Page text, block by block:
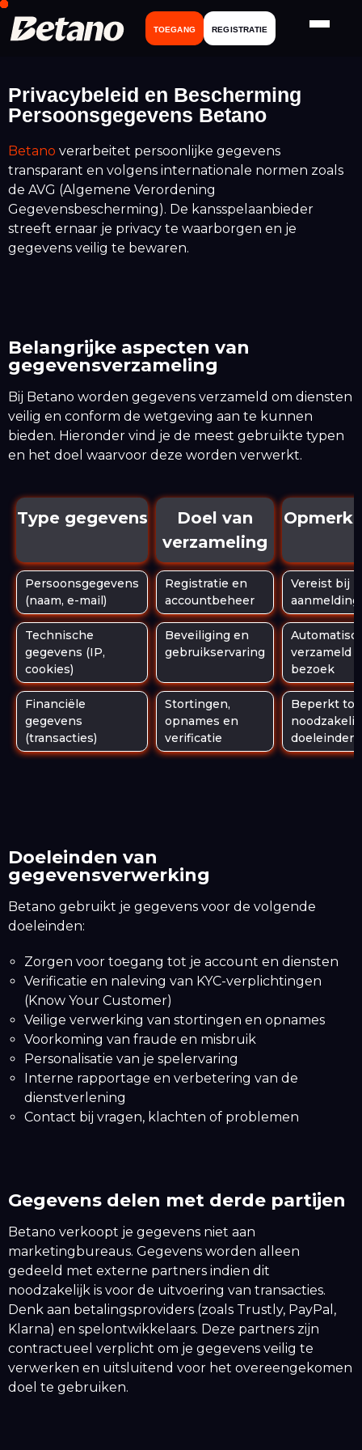
TOEGANG REGISTRATIE
Privacybeleid en Bescherming
Persoonsgegevens Betano
Betano verarbeitet persoonlijke gegevens
transparant en volgens internationale normen zoals
de AVG (Algemene Verordening
Gegevensbescherming). De kansspelaanbieder
streeft ernaar je privacy te waarborgen en je
gegevens veilig te bewaren.
Belangrijke aspecten van
gegevensverzameling
Bij Betano worden gegevens verzameld om diensten
veilig en conform de wetgeving aan te kunnen
bieden. Hieronder vind je de meest gebruikte typen
en het doel waarvoor deze worden verwerkt.
Type gegevens
Doel van
verzameling
Persoonsgegevens
(naam, e-mail)
Registratie en
accountbeheer
Vereist bij
aanmelding
Technische
gegevens (IP,
cookies)
Beveiliging en
gebruikservaring
verzameld
bezoek
Financiële
gegevens
(transacties)
Stortingen,
opnames en
verificatie
Beperkt tot
doeleinden
Doeleinden van
gegevensverwerking
Betano gebruikt je gegevens voor de volgende
doeleinden:
Zorgen voor toegang tot je account en diensten
Verificatie en naleving van KYC-verplichtingen
(Know Your Customer)
Veilige verwerking van stortingen en opnames
Voorkoming van fraude en misbruik
Personalisatie van je spelervaring
Interne rapportage en verbetering van de
dienstverlening
Contact bij vragen, klachten of problemen
Gegevens delen met derde partijen
Betano verkoopt je gegevens niet aan
marketingbureaus. Gegevens worden alleen
gedeeld met externe partners indien dit
noodzakelijk is voor de uitvoering van transacties.
Denk aan betalingsproviders (zoals Trustly, PayPal,
Klarna) en spelontwikkelaars. Deze partners zijn
contractueel verplicht om je gegevens veilig te
verwerken en uitsluitend voor het overeengekomen
doel te gebruiken.